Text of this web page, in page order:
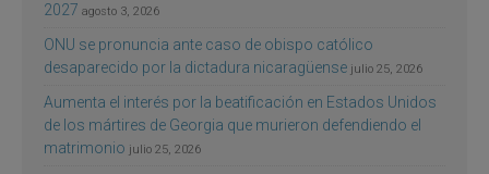
2027 agosto 3, 2026
ONU se pronuncia ante caso de obispo católico
desaparecido por la dictadura nicaragüense julio 25, 2026
Aumenta el interés por la beatificación en Estados Unidos
de los mártires de Georgia que murieron defendiendo el
matrimonio julio 25, 2026